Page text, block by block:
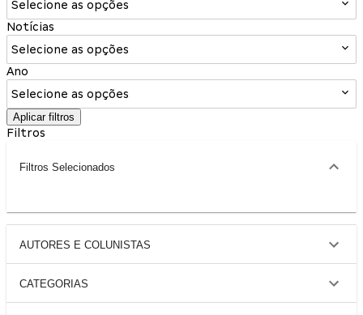
Selecione as opções
Notícias
Selecione as opções
Ano
Selecione as opções
Aplicar filtros
Filtros
Filtros Selecionados
AUTORES E COLUNISTAS
CATEGORIAS